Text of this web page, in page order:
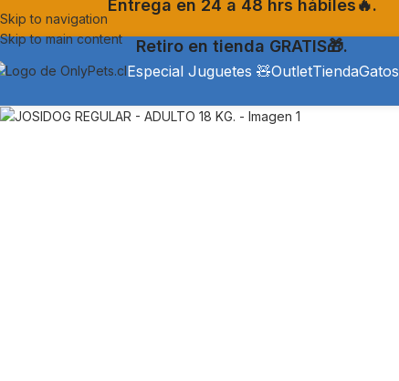
Skip to navigation
Skip to main content
Entrega en 24 a 48 hrs hábiles🔥.
Retiro en tienda GRATIS🎁.
Especial Juguetes 🧸OutletTiendaGatos